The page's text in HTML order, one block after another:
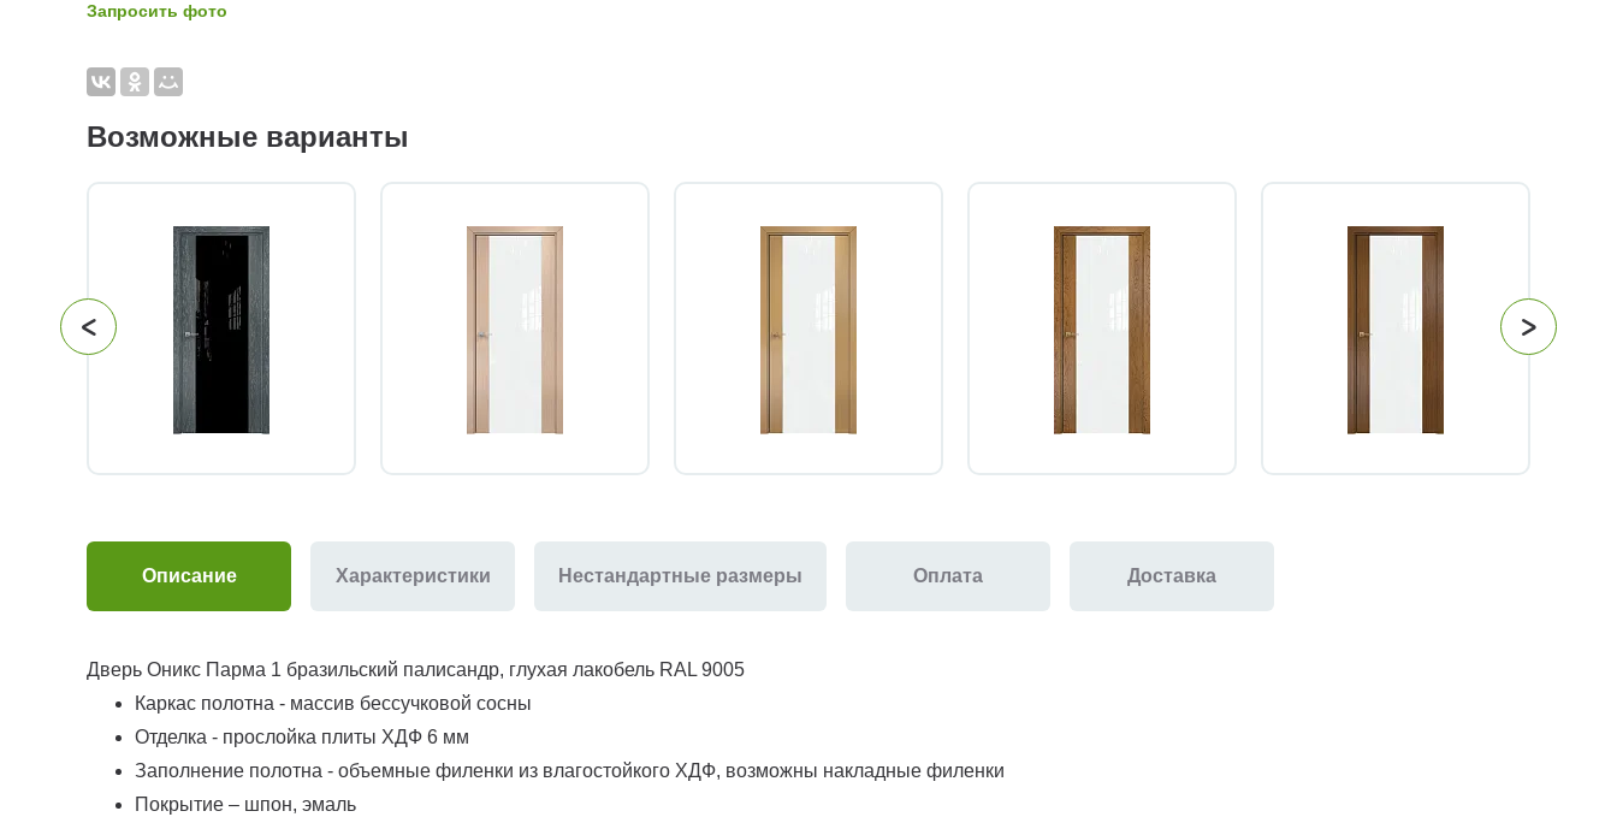
Запросить фото
Возможные варианты
Описание Характеристики Нестандартные размеры Оплата Доставка
Дверь Оникс Парма 1 бразильский палисандр, глухая лакобель RAL 9005
Каркас полотна - массив бессучковой сосны
Отделка - прослойка плиты ХДФ 6 мм
Заполнение полотна - объемные филенки из влагостойкого ХДФ, возможны накладные филенки
Покрытие – шпон, эмаль